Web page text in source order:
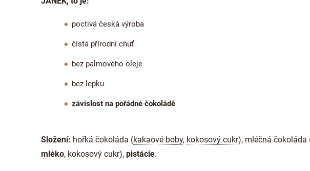
poctivá česká výroba
čistá přírodní chuť
bez palmového oleje
bez lepku
závislost na pořádné čokoládě
Složení: hořká čokoláda (kakaové boby, kokosový cukr), mléčná čokoláda
mléko, kokosový cukr), pistácie.